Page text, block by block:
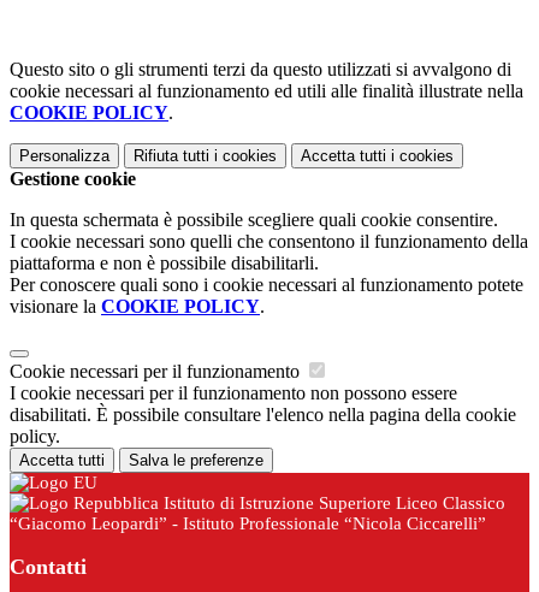
Questo sito o gli strumenti terzi da questo utilizzati si avvalgono di
cookie necessari al funzionamento ed utili alle finalità illustrate nella
COOKIE POLICY.
Personalizza Rifiuta tutti i cookies Accetta tutti i cookies
Gestione cookie
In questa schermata è possibile scegliere quali cookie consentire.
I cookie necessari sono quelli che consentono il funzionamento della
piattaforma e non è possibile disabilitarli.
Per conoscere quali sono i cookie necessari al funzionamento potete
visionare la COOKIE POLICY.
Cookie necessari per il funzionamento
I cookie necessari per il funzionamento non possono essere
disabilitati. È possibile consultare l'elenco nella pagina della cookie
policy.
Accetta tutti Salva le preferenze
Istituto di Istruzione Superiore Liceo Classico
“Giacomo Leopardi” - Istituto Professionale “Nicola Ciccarelli”
Contatti